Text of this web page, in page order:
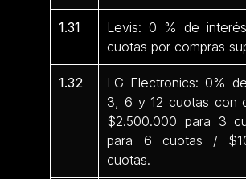
1.31
Levis: 0 % de
cuotas por compras
1.32
LG Electronics: 0%
3, 6 y 12 cuotas con
$2.500.000 para 3
para 6 cuotas /
cuotas.